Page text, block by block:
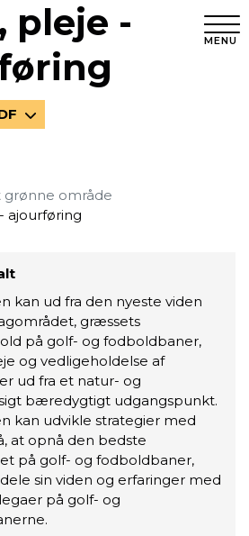
MENU
pleje -
grønne område
ajourføring
kan ud fra den nyeste viden
græssets
på golf- og fodboldbaner,
og vedligeholdelse af
ud fra et natur- og
bæredygtigt udgangspunkt.
kan udvikle strategier med
at opnå den bedste
på golf- og fodboldbaner,
sin viden og erfaringer med
på golf- og